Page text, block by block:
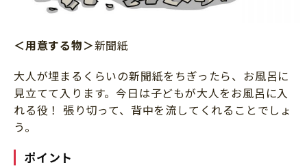
＜用意する物＞新聞紙
大人が埋まるくらいの新聞紙をちぎったら、お風呂に
見立てて入ります。今日は子どもが大人をお風呂に入
れる役！ 張り切って、背中を流してくれることでしょ
う。
ポイント